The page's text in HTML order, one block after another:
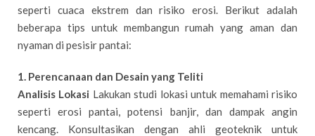
seperti cuaca ekstrem dan risiko erosi. Berikut adalah
beberapa tips untuk membangun rumah yang aman dan
nyaman di pesisir pantai:
1. Perencanaan dan Desain yang Teliti
Analisis Lokasi Lakukan studi lokasi untuk memahami risiko
seperti erosi pantai, potensi banjir, dan dampak angin
kencang. Konsultasikan dengan ahli geoteknik untuk